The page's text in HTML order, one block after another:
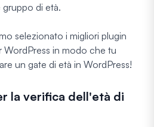
di età.
selezionato i migliori plugin
WordPress in modo che tu
un gate di età in WordPress!
la verifica dell'età di